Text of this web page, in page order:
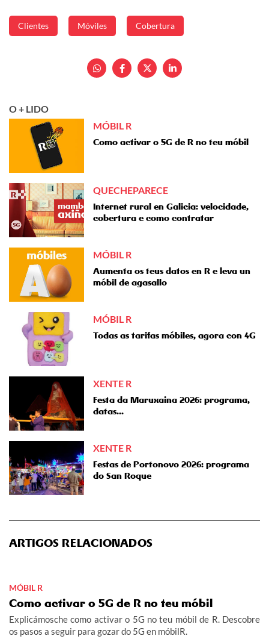
Clientes Móviles Cobertura
O + LIDO
MÓBIL R
Como activar o 5G de R no teu móbil
QUECHEPARECE
Internet rural en Galicia: velocidade,
cobertura e como contratar
MÓBIL R
Aumenta os teus datos en R e leva un
móbil de agasallo
MÓBIL R
Todas as tarifas móbiles, agora con 4G
XENTE R
Festa da Maruxaina 2026: programa,
datas...
XENTE R
Festas de Portonovo 2026: programa
do San Roque
ARTIGOS RELACIONADOS
MÓBIL R
Como activar o 5G de R no teu móbil
Explicámosche como activar o 5G no teu móbil de R. Descobre
os pasos a seguir para gozar do 5G en móbilR.